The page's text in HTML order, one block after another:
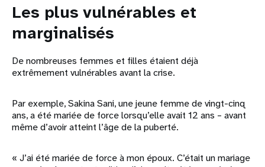
Les plus vulnérables et
marginalisés
De nombreuses femmes et filles étaient déjà
extrêmement vulnérables avant la crise.
Par exemple, Sakina Sani, une jeune femme de vingt-cinq
ans, a été mariée de force lorsqu’elle avait 12 ans – avant
même d’avoir atteint l’âge de la puberté.
« J’ai été mariée de force à mon époux. C’était un mariage